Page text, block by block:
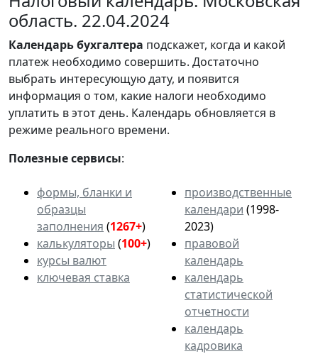
область. 22.04.2024
Календарьбухгалтера подскажет, когда и какой
платеж необходимо совершить. Достаточно
выбрать интересующую дату, и появится
информация о том, какие налоги необходимо
уплатить в этот день. Календарь обновляется в
режиме реального времени.
Полезные сервисы:
формы, бланки и
образцы
заполнения (1267+)
калькуляторы (100+)
курсы валют
ключевая ставка
производственные
календари (1998-
2023)
правовой
календарь
календарь
статистической
отчетности
календарь
кадровика